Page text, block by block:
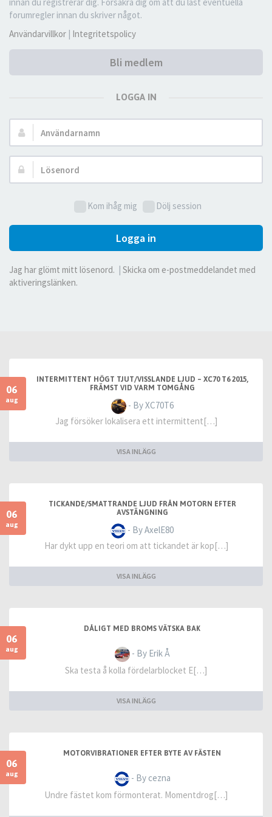
forumregler innan du skriver något.
Användarvillkor | Integritetspolicy
Bli medlem
LOGGA IN
Användarnamn:
Lösenord:
Kom ihåg mig Dölj session
Logga in
Jag har glömt mitt lösenord.
Skicka om e-postmeddelandet med
aktiveringslänken.
06
aug
INTERMITTENT HÖGT TJUT/VISSLANDE LJUD – XC70 T6 2015,
FRÄMST VID VARM TOMGÅNG
- By XC70T6
Jag försöker lokalisera ett intermittent[…]
VISA INLÄGG
06
aug
TICKANDE/SMATTRANDE LJUD FRÅN MOTORN EFTER
AVSTÄNGNING
- By AxelE80
Har dykt upp en teori om att tickandet är kop[…]
VISA INLÄGG
06
aug
DÅLIGT MED BROMS VÄTSKA BAK
- By Erik Å
Ska testa å kolla fördelarblocket E[…]
VISA INLÄGG
06
aug
MOTORVIBRATIONER EFTER BYTE AV FÄSTEN
- By cezna
Undre fästet kom förmonterat. Momentdrog[…]